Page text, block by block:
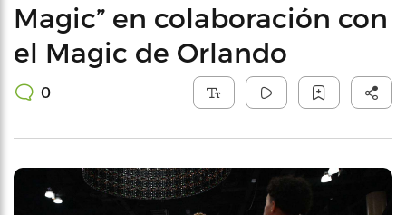
Magic” en colaboración con
el Magic de Orlando
0